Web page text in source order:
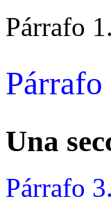
Párrafo
Una
Párrafo